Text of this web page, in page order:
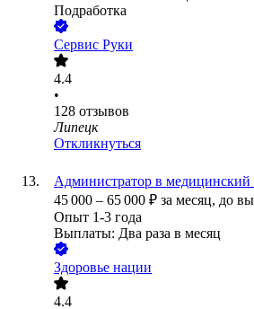
Подработка
Сервис Руки
4.4
•
128 отзывов
Липецк
Откликнуться
Администратор в медицинский
45 000 – 65 000 ₽ за месяц, до
Опыт 1-3 года
Выплаты: Два раза в месяц
Здоровье нации
4.4